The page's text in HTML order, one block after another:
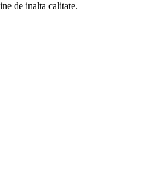
de inalta calitate.